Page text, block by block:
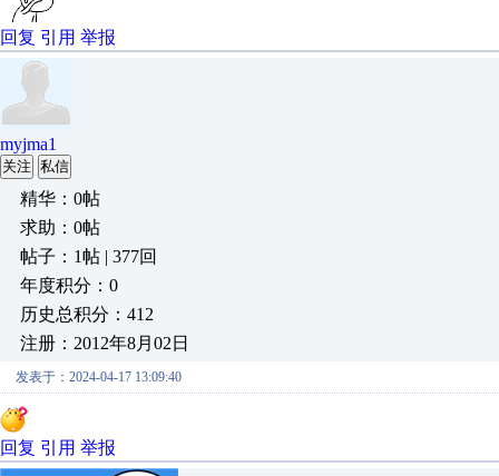
回复 引用 举报
myjma1
关注 私信
精华：0帖
求助：0帖
帖子：1帖 | 377回
年度积分：0
历史总积分：412
注册：2012年8月02日
发表于：2024-04-17 13:09:40
回复 引用 举报